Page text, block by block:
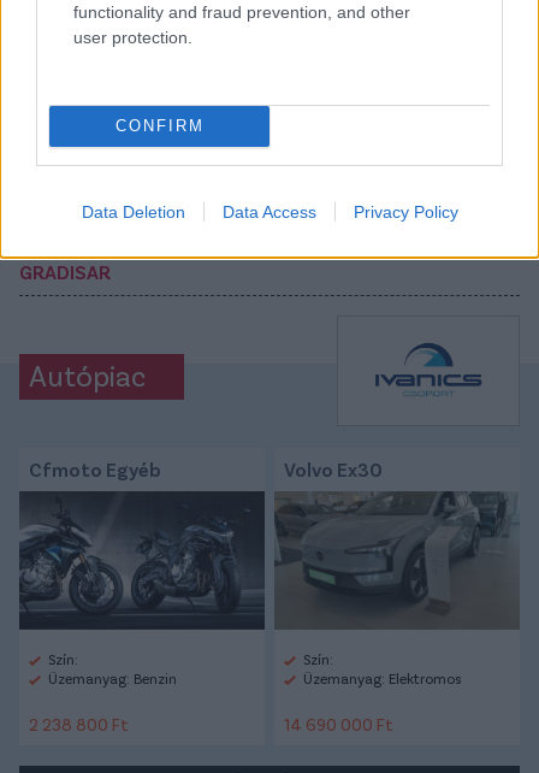
functionality and fraud prevention, and other
user protection.
CONFIRM
Data Deletion Data Access Privacy Policy
Itt állíthatod be, hogy a Csakfoci az elsők
között legyen a Google-találatokban
Tetszett a cikk? Megosztanád?
GRADISAR
Autópiac
Cfmoto Egyéb
Szín:
Üzemanyag: Benzin
2 238 800 Ft
Volvo Ex30
Szín:
Üzemanyag: Elektromos
14 690 000 Ft